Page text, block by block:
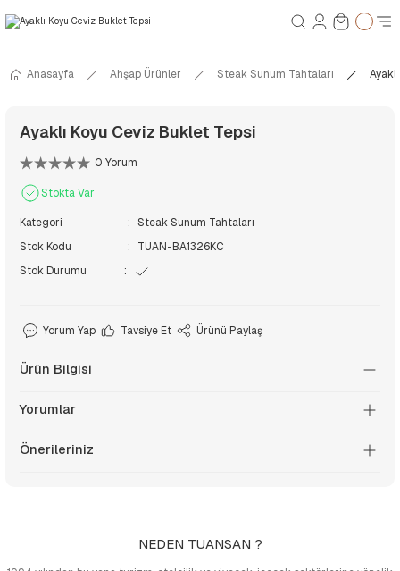
Anasayfa Ahşap Ürünler Steak Sunum Tahtaları
Ayaklı Koyu Ceviz Buklet Tepsi
0 Yorum
Stokta Var
Kategori
Steak Sunum Tahtaları
Stok Kodu
TUAN-BA1326KC
Stok Durumu
Yorum Yap Tavsiye Et Ürünü Paylaş
Ürün Bilgisi
Yorumlar
Önerileriniz
NEDEN TUANSAN ?